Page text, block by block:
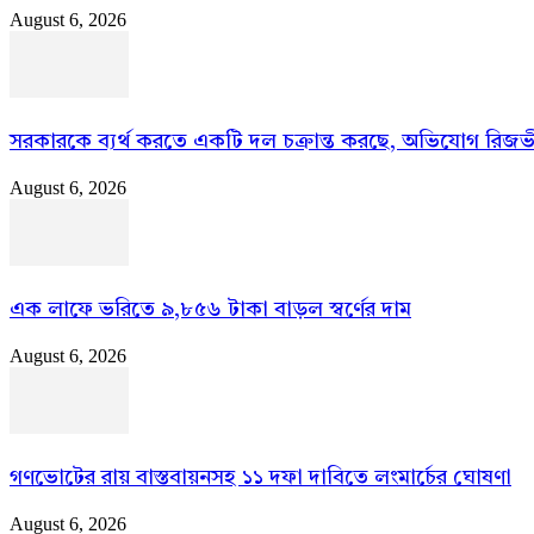
August 6, 2026
সরকারকে ব্যর্থ করতে একটি দল চক্রান্ত করছে, অভিযোগ
August 6, 2026
এক লাফে ভরিতে ৯,৮৫৬ টাকা বাড়ল স্বর্ণের দাম
August 6, 2026
গণভোটের রায় বাস্তবায়নসহ ১১ দফা দাবিতে লংমার্চের ঘোষণা
August 6, 2026